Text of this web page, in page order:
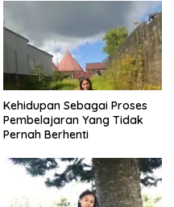
Kehidupan Sebagai Proses
Pembelajaran Yang Tidak
Pernah Berhenti